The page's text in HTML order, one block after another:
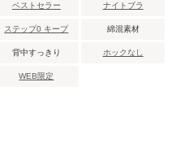
ベストセラー ナイトブラ
ステップ0 キープ 綿混素材
背中すっきり ホックなし
WEB限定